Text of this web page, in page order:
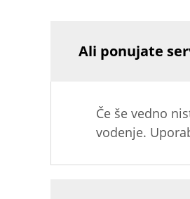
Ali ponujate
Če še vedno
vodenje.